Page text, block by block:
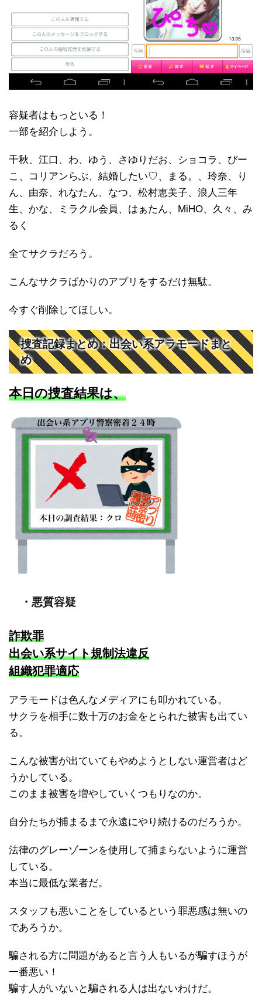
容疑者はもっといる！
一部を紹介しよう。
千秋、江口、わ、ゆう、さゆりだお、ショコラ、ぴー
こ、コリアンらぶ、結婚したい♡、まる。、玲奈、り
ん、由奈、れなたん、なつ、松村恵美子、浪人三年
生、かな、ミラクル会員、はぁたん、MiHO、久々、み
るく
全てサクラだろう。
こんなサクラばかりのアプリをするだけ無駄。
今すぐ削除してほしい。
捜査記録まとめ：出会い系アラモードまと
め
本日の捜査結果は、
・悪質容疑
詐欺罪
出会い系サイト規制法違反
組織犯罪適応
アラモードは色んなメディアにも叩かれている。
サクラを相手に数十万のお金をとられた被害も出てい
る。
こんな被害が出ていてもやめようとしない運営者はど
うかしている。
このまま被害を増やしていくつもりなのか。
自分たちが捕まるまで永遠にやり続けるのだろうか。
法律のグレーゾーンを使用して捕まらないように運営
している。
本当に最低な業者だ。
スタッフも悪いことをしているという罪悪感は無いの
であろうか。
騙される方に問題があると言う人もいるが騙すほうが
一番悪い！
騙す人がいないと騙される人は出ないわけだ。